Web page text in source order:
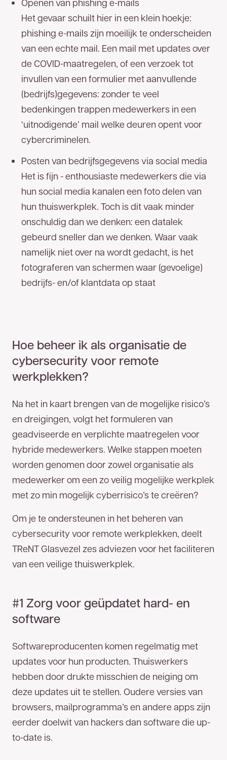
Het gevaar schuilt hier in een klein hoekje:
phishing e-mails zijn moeilijk te onderscheiden
van een echte mail. Een mail met updates over
de COVID-maatregelen, of een verzoek tot
invullen van een formulier met aanvullende
(bedrijfs)gegevens: zonder te veel
bedenkingen trappen medewerkers in een
‘uitnodigende’ mail welke deuren opent voor
cybercriminelen.
Posten van bedrijfsgegevens via social media
Het is fijn - enthousiaste medewerkers die via
hun social media kanalen een foto delen van
hun thuiswerkplek. Toch is dit vaak minder
onschuldig dan we denken: een datalek
gebeurd sneller dan we denken. Waar vaak
namelijk niet over na wordt gedacht, is het
fotograferen van schermen waar (gevoelige)
bedrijfs- en/of klantdata op staat
Hoe beheer ik als organisatie de
cybersecurity voor remote
werkplekken?
Na het in kaart brengen van de mogelijke risico’s
en dreigingen, volgt het formuleren van
geadviseerde en verplichte maatregelen voor
hybride medewerkers. Welke stappen moeten
worden genomen door zowel organisatie als
medewerker om een zo veilig mogelijke werkplek
met zo min mogelijk cyberrisico’s te creëren?
Om je te ondersteunen in het beheren van
cybersecurity voor remote werkplekken, deelt
TReNT Glasvezel zes adviezen voor het faciliteren
van een veilige thuiswerkplek.
#1 Zorg voor geüpdatet hard- en
software
Softwareproducenten komen regelmatig met
updates voor hun producten. Thuiswerkers
hebben door drukte misschien de neiging om
deze updates uit te stellen. Oudere versies van
browsers, mailprogramma’s en andere apps zijn
eerder doelwit van hackers dan software die up-
to-date is.
Goednieuws!
U bent een stap dichter bij het meest
betrouwbare glasvezelnetwerk van
Nederland.Op uw locatie(s) is zakelijk glasvezel
053 - 711 41 00.
Voor- en achternaam
Bedrijfsnaam
Telefoonnummer
E-mailadres
Bedankt voor uw aanvraag. U ontvangt zo
spoedig mogelijk een reactie.